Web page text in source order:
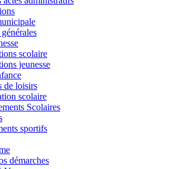
scolaire
jeunesse
de loisirs
scolaire
Scolaires
sportifs
démarches